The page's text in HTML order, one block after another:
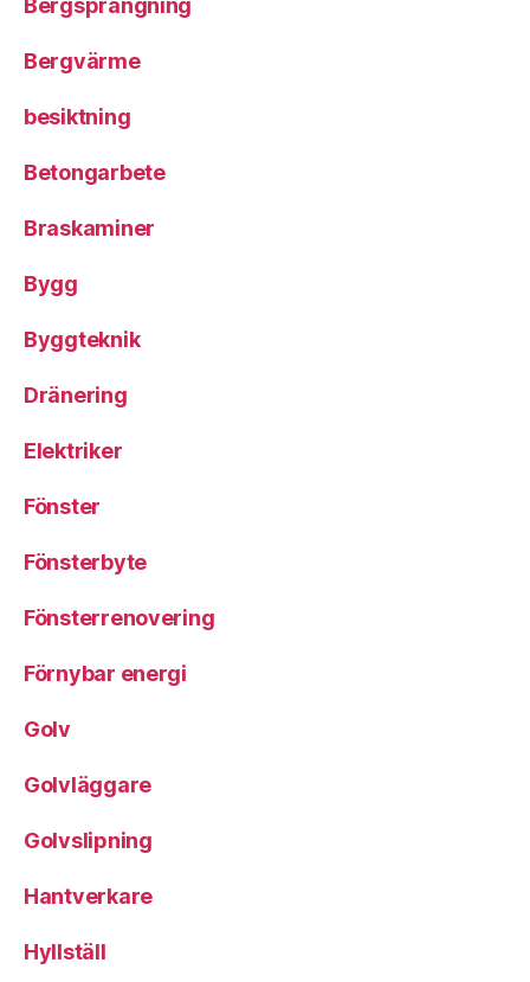
Bergsprängning
Bergvärme
besiktning
Betongarbete
Braskaminer
Bygg
Byggteknik
Dränering
Elektriker
Fönster
Fönsterbyte
Fönsterrenovering
Förnybar energi
Golv
Golvläggare
Golvslipning
Hantverkare
Hyllställ